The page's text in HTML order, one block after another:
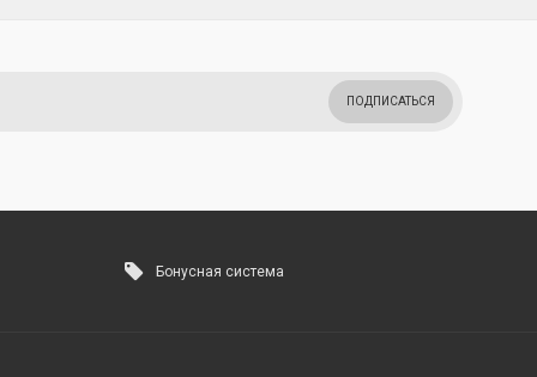
ПОДПИСАТЬСЯ
Бонусная система